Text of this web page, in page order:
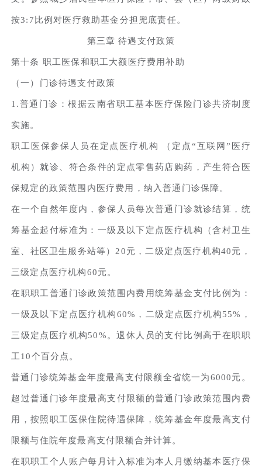
按3:7比例对医疗救助基金分担兜底责任。
第三章 待遇支付政策
第十条 职工医保和职工大额医疗费用补助
（一）门诊待遇支付政策
1.普通门诊：根据云南省职工基本医疗保险门诊共济制度
实施。
职工医保参保人员在定点医疗机构 （定点“互联网”医疗
机构）就诊、符合条件的定点零售药店购药，产生符合医
保规定的政策范围内医疗费用，纳入普通门诊保障。
在一个自然年度内，参保人员每次普通门诊就诊结算，统
筹基金起付标准为：一级及以下定点医疗机构（含村卫生
室、社区卫生服务站等）20元，二级定点医疗机构40元，
三级定点医疗机构60元。
在职职工普通门诊政策范围内费用统筹基金支付比例为：
一级及以下定点医疗机构60%，二级定点医疗机构55%，
三级定点医疗机构50%。退休人员的支付比例高于在职职
工10个百分点。
普通门诊统筹基金年度最高支付限额全省统一为6000元。
超过普通门诊年度最高支付限额的普通门诊政策范围内费
用，按照职工医保住院待遇保障，统筹基金年度最高支付
限额与住院年度最高支付限额合并计算。
在职职工个人账户每月计入标准为本人月缴纳基本医疗保